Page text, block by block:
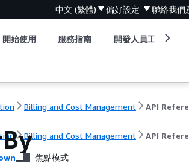
中文 (繁體) 偏好設定 聯絡我們
開始使用 服務指南 開發人員工具
Billing and Cost Management
Billing and Cost Management API
焦點模式